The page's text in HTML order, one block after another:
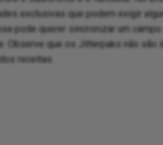
exclusivas que podem exigir
pode querer sincronizar um
Observe que os Jitterpaks não
receitas.